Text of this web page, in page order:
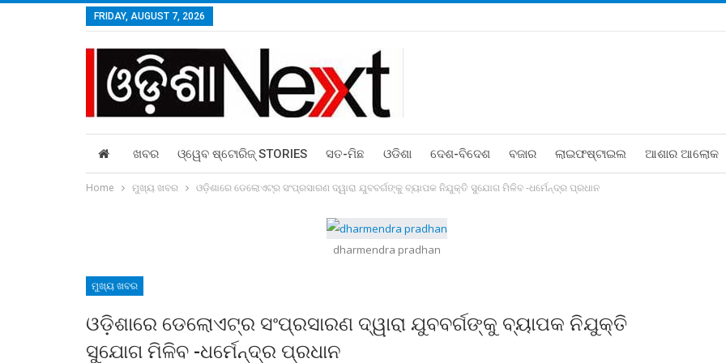
FRIDAY, AUGUST 7, 2026
ଖବର ଓ୍ୱେବ ଷ୍ଟୋରିଜ୍‌ STORIES ସତ-ମିଛ ଓଡିଶା ଦେଶ-ବିଦେଶ ବଜାର ଲାଇଫଷ୍ଟାଇଲ ଆଶାର ଆଲୋକ
Home ମୁଖ୍ୟ ଖବର ଓଡ଼ିଶାରେ ଡେଲୋଏଟ୍‍ର ସଂପ୍ରସାରଣ ଦ୍ୱାରା ଯୁବବର୍ଗଙ୍କୁ ବ୍ୟାପକ ନିଯୁକ୍ତି ସୁଯୋଗ ମିଳିବ -ଧର୍ମେନ୍ଦ୍ର ପ୍ରଧାନ
dharmendra pradhan
ମୁଖ୍ୟ ଖବର
ଓଡ଼ିଶାରେ ଡେଲୋଏଟ୍‍ର ସଂପ୍ରସାରଣ ଦ୍ୱାରା ଯୁବବର୍ଗଙ୍କୁ ବ୍ୟାପକ ନିଯୁକ୍ତି
ସୁଯୋଗ ମିଳିବ -ଧର୍ମେନ୍ଦ୍ର ପ୍ରଧାନ